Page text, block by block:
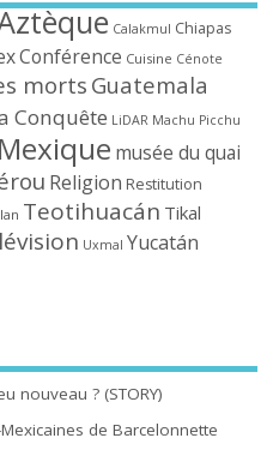
Calakmul Chiapas
Conférence Cuisine Cénote
morts Guatemala
Conquête LiDAR Machu Picchu
Mexique musée du quai
Religion Restitution
Teotihuacán Tikal
Uxmal Yucatán
nouveau ? (STORY)
de Barcelonnette